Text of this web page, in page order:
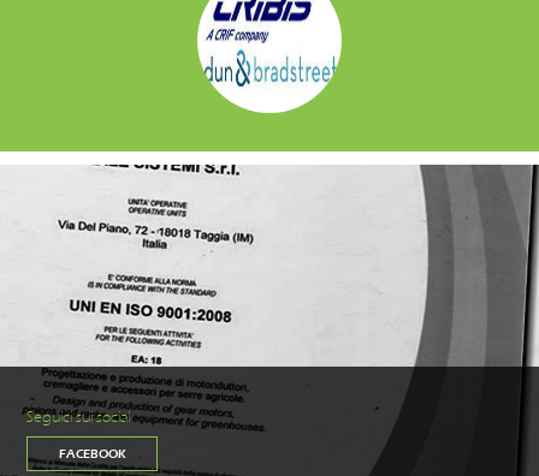
Seguici sui social
FACEBOOK